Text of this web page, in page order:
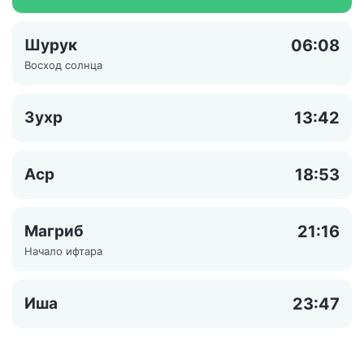
Шурук 06:08
Восход солнца
Зухр 13:42
Аср 18:53
Магриб 21:16
Начало ифтара
Иша 23:47